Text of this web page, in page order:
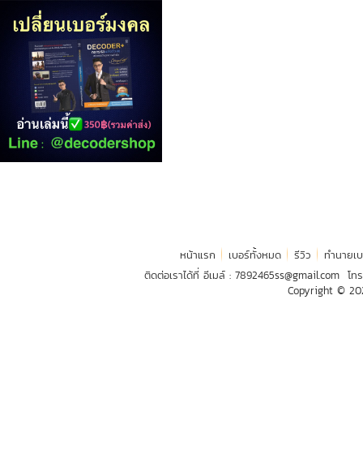
หน้าแรก เบอร์ทั้งหมด รีวิว
ทำนายเ
ติดต่อเราได้ที่ อีเมล์ : 7892465ss@gmail.com โท
Copyright ©